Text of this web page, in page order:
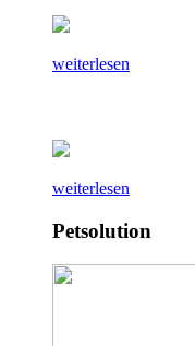
weiterlesen
weiterlesen
Petsolution